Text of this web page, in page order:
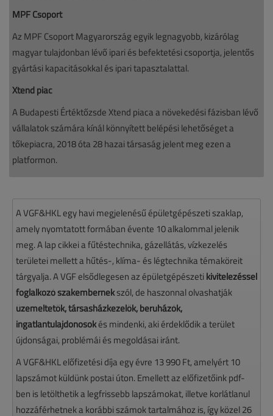
MPF Csoport
Az MPF Csoport Magyarország egyik legnagyobb, kizárólag
magyar tulajdonban lévő ipari és befektetési csoportja, jelentős
gyártási kapacitásokkal és ipari tapasztalattal.
Xtend piac
A Budapesti Értéktőzsde Xtend piaca a növekedési fázisban lévő
vállalatok számára kínál könnyített belépési lehetőséget a
tőkepiacra, 2018 óta 28 hazai társaság jelent meg ezen a
platformon.
A VGF&HKL egy havi megjelenésű épületgépészeti szaklap,
amely nyomtatott formában évente 10 alkalommal jelenik
meg. A lap cikkei a fűtéstechnika, gázellátás, vízkezelés
területei mellett a hűtés-, klíma- és légtechnika témaköreit
tárgyalja. A VGF elsődlegesen az épületgépészeti kivitelezéssel
foglalkozó szakembernekszól, de haszonnal olvashatják
üzemeltetők, társasházkezelők, beruházók,
ingatlantulajdonosokés mindenki, aki érdeklődik a terület
újdonságai, problémái és megoldásai iránt.
A VGF&HKL előfizetési díja egy évre 13 990 Ft, amelyért 10
lapszámot küldünk postai úton. Emellett az előfizetőink pdf-
ben is letölthetik a legfrissebb lapszámokat, illetve korlátlanul
hozzáférhetnek a korábbi számok tartalmához is, így közel 26